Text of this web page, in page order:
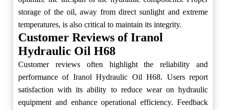
storage of the oil, away from direct sunlight and extreme
temperatures, is also critical to maintain its integrity.
Customer Reviews of Iranol
Hydraulic Oil H68
Customer reviews often highlight the reliability and
performance of Iranol Hydraulic Oil H68. Users report
satisfaction with its ability to reduce wear on hydraulic
equipment and enhance operational efficiency. Feedback